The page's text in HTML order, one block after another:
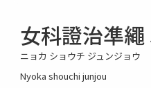
女科證治凖
ニョカ ショウチ ジュンジョウ
Nyoka shouchi junjou